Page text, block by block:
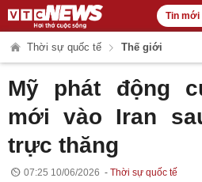
Tin mới
Thời sự quốc tế Thế giới
Mỹ phát động
mới vào Iran
trực thăng
07:25 10/06/2026 Thời sự quốc tế